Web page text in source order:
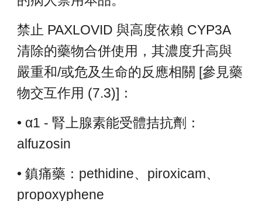
禁止 PAXLOVID 與高度依賴 CYP3A
清除的藥物合併使用，其濃度升高與
嚴重和/或危及生命的反應相關 [參見藥
物交互作用 (7.3)]：
• α1 - 腎上腺素能受體拮抗劑：
alfuzosin
• 鎮痛藥：pethidine、piroxicam、
propoxyphene